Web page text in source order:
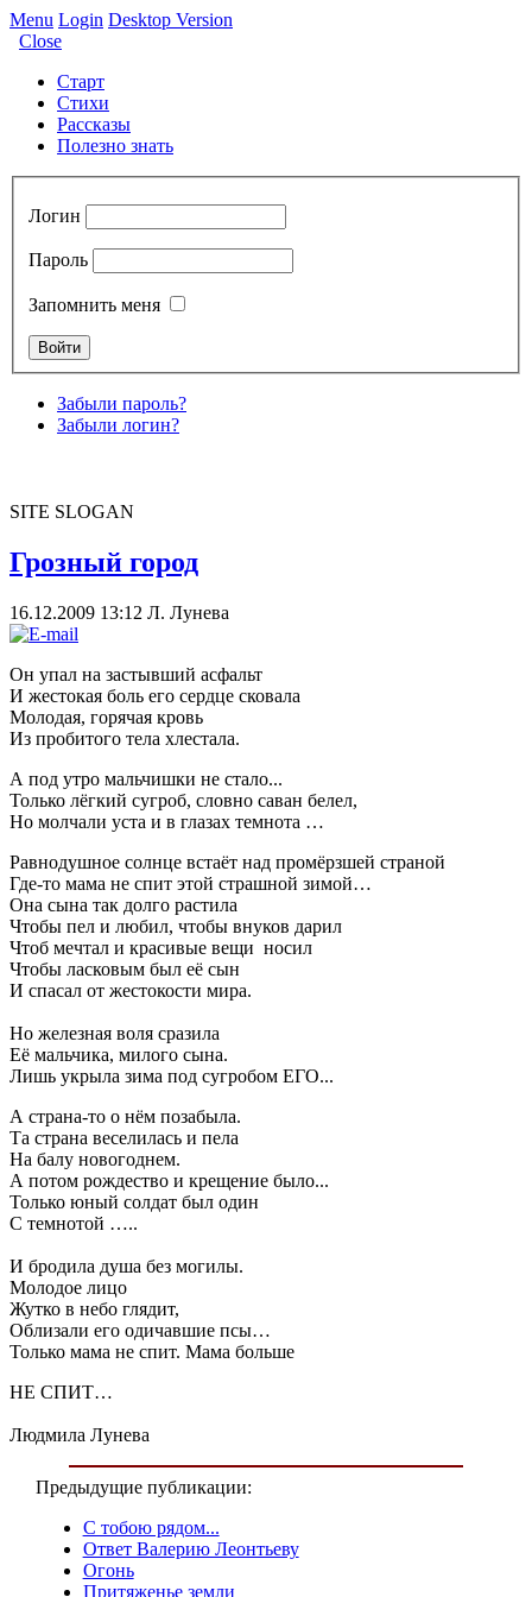
Menu Login Desktop Version
Close
Старт
Стихи
Рассказы
Полезно знать
Логин
Пароль
Запомнить меня
Забыли пароль?
Забыли логин?
SITE SLOGAN
Грозный город
16.12.2009 13:12 Л. Лунева
Он упал на застывший асфальт
И жестокая боль его сердце сковала
Молодая, горячая кровь
Из пробитого тела хлестала.
А под утро мальчишки не стало...
Только лёгкий сугроб, словно саван белел,
Но молчали уста и в глазах темнота …
Равнодушное солнце встаёт над промёрзшей страной
Где-то мама не спит этой страшной зимой…
Она сына так долго растила
Чтобы пел и любил, чтобы внуков дарил
Чтоб мечтал и красивые вещи носил
Чтобы ласковым был её сын
И спасал от жестокости мира.
Но железная воля сразила
Её мальчика, милого сына.
Лишь укрыла зима под сугробом ЕГО...
А страна-то о нём позабыла.
Та страна веселилась и пела
На балу новогоднем.
А потом рождество и крещение было...
Только юный солдат был один
С темнотой …..
И бродила душа без могилы.
Молодое лицо
Жутко в небо глядит,
Облизали его одичавшие псы…
Только мама не спит. Мама больше
НЕ СПИТ…
Людмила Лунева
Предыдущие публикации:
C тобою рядом...
Ответ Валерию Леонтьеву
Огонь
Притяженье земли